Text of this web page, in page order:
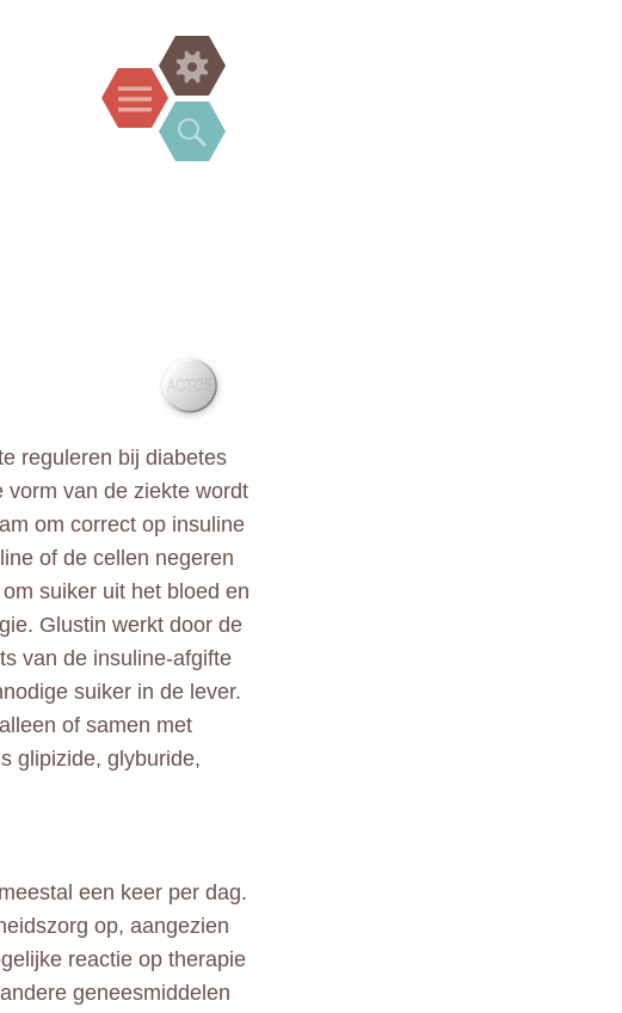
Menu
Widgets
Search
reguleren bij diabetes
vorm van de ziekte wordt
om correct op insuline
of de cellen negeren
suiker uit het bloed en
Glustin werkt door de
van de insuline-afgifte
suiker in de lever.
of samen met
glipizide, glyburide,
een keer per dag.
op, aangezien
reactie op therapie
geneesmiddelen